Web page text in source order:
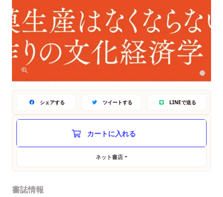
シェアする ツイートする LINEで送る
ネット書店
書誌情報